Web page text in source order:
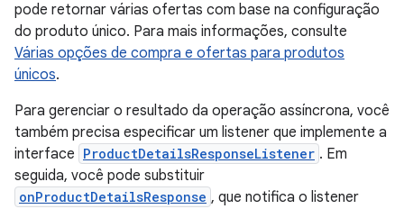
pode retornar várias ofertas com base na configuração
do produto único. Para mais informações, consulte
Várias opções de compra e ofertas para produtos
únicos.
Para gerenciar o resultado da operação assíncrona, você
também precisa especificar um listener que implemente a
interface ProductDetailsResponseListener . Em
seguida, você pode substituir
onProductDetailsResponse , que notifica o listener